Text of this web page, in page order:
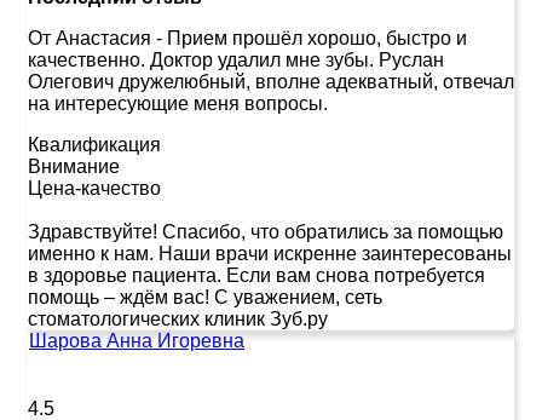
От Анастасия - Прием прошёл хорошо, быстро и
качественно. Доктор удалил мне зубы. Руслан
Олегович дружелюбный, вполне адекватный, отвечал
на интересующие меня вопросы.
Квалификация
Внимание
Цена-качество
Здравствуйте! Спасибо, что обратились за помощью
именно к нам. Наши врачи искренне заинтересованы
в здоровье пациента. Если вам снова потребуется
помощь – ждём вас! С уважением, сеть
стоматологических клиник Зуб.ру
Шарова Анна Игоревна
4.5